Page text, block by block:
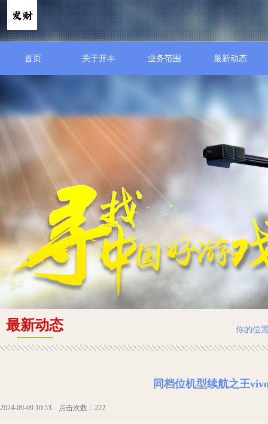
首页 关于开丰 业务范围 最新动态
最新动态 你的位
同档位机型续航之王
2024-09-09 10:53 点击次数：222